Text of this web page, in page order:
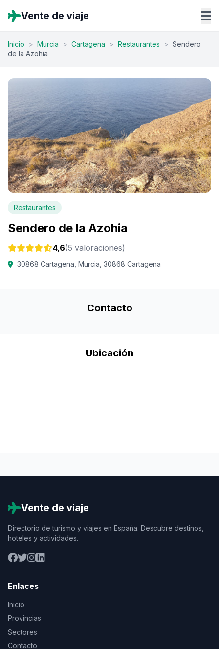
Vente de viaje
Inicio > Murcia > Cartagena > Restaurantes > Sendero
de la Azohia
Restaurantes
Sendero de la Azohia
4,6(5 valoraciones)
30868 Cartagena, Murcia, 30868 Cartagena
Contacto
Ubicación
Vente de viaje
Directorio de turismo y viajes en España. Descubre destinos,
hoteles y actividades.
Enlaces
Inicio
Provincias
Sectores
Contacto